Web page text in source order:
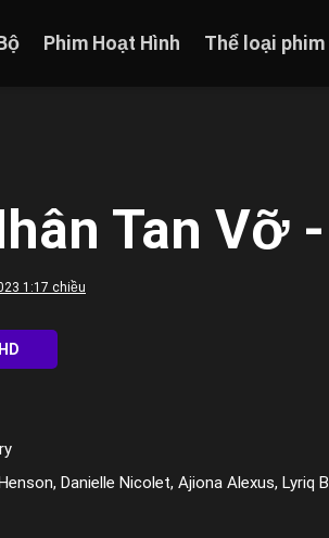
Phim Hoạt Hình Thể loại phim
Tan Vỡ
1:17 chiều
Danielle Nicolet, Ajiona Alexus, Lyriq